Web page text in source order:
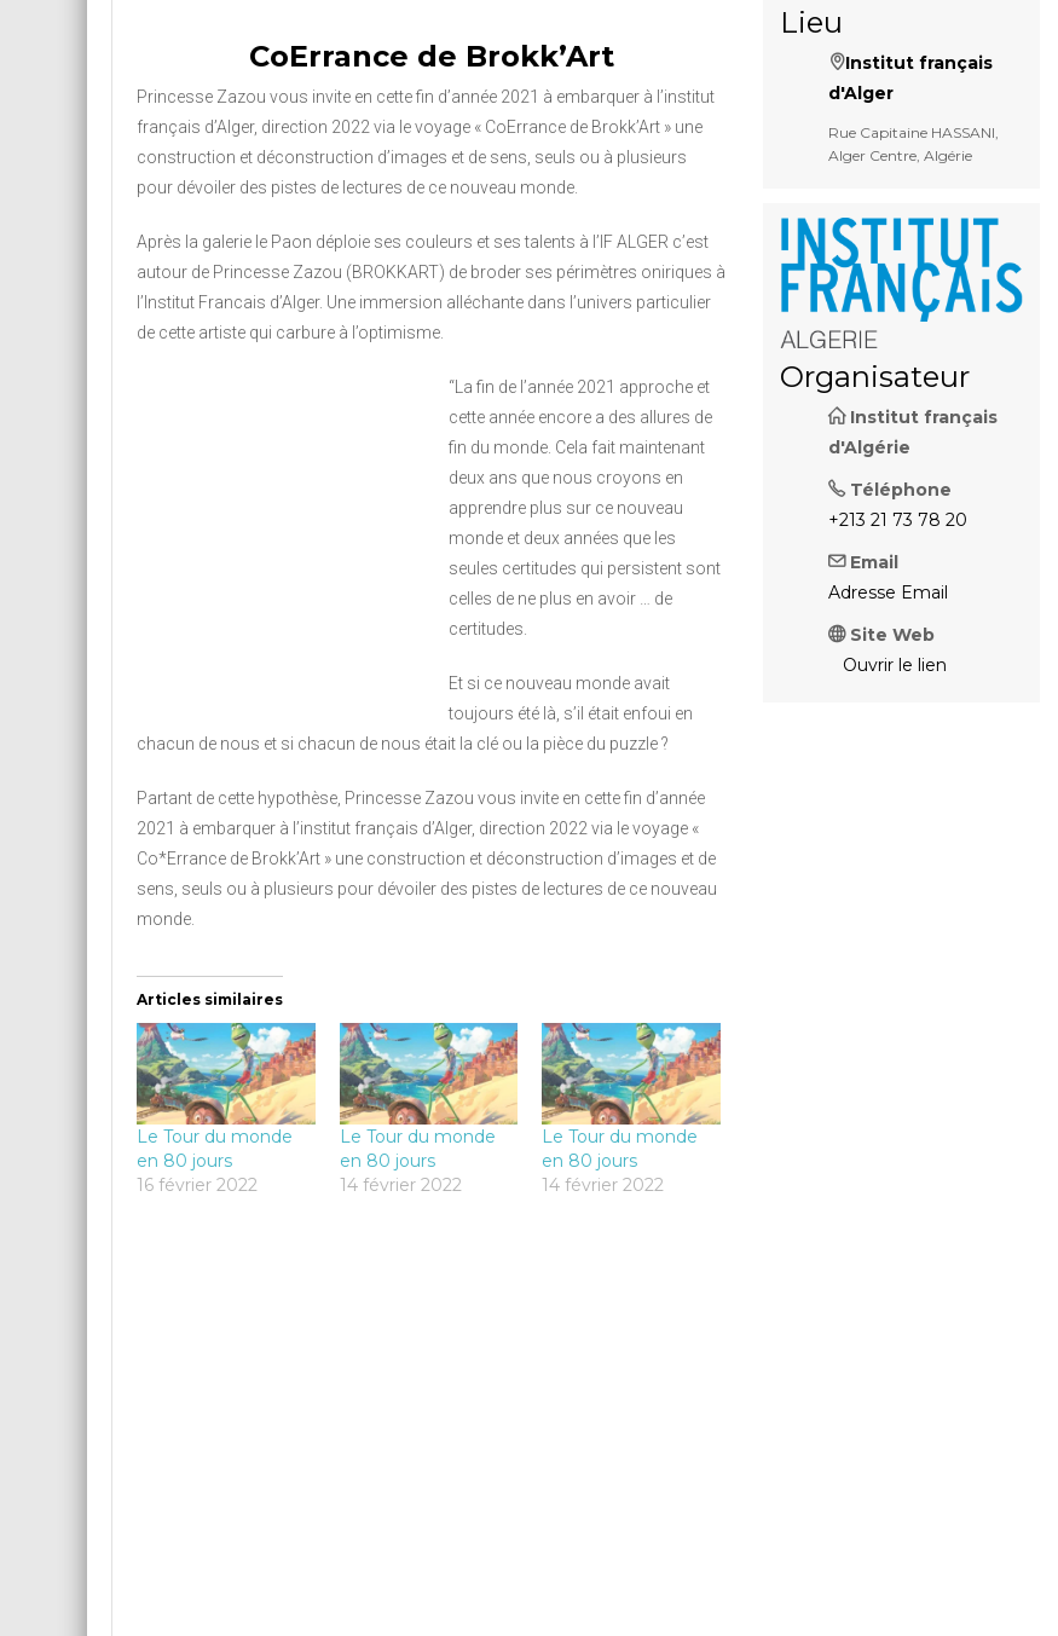
CoErrance de Brokk’Art
Princesse Zazou vous invite en cette fin d’année 2021 à embarquer à l’institut
français d’Alger, direction 2022 via le voyage « CoErrance de Brokk’Art » une
construction et déconstruction d’images et de sens, seuls ou à plusieurs
pour dévoiler des pistes de lectures de ce nouveau monde.
Après la galerie le Paon déploie ses couleurs et ses talents à l’IF ALGER c’est
autour de Princesse Zazou (BROKKART) de broder ses périmètres oniriques à
l’Institut Francais d’Alger. Une immersion alléchante dans l’univers particulier
de cette artiste qui carbure à l’optimisme.
“La fin de l’année 2021 approche et
cette année encore a des allures de
fin du monde. Cela fait maintenant
deux ans que nous croyons en
apprendre plus sur ce nouveau
monde et deux années que les
seules certitudes qui persistent sont
celles de ne plus en avoir … de
certitudes.
Et si ce nouveau monde avait
toujours été là, s’il était enfoui en
chacun de nous et si chacun de nous était la clé ou la pièce du puzzle ?
Partant de cette hypothèse, Princesse Zazou vous invite en cette fin d’année
2021 à embarquer à l’institut français d’Alger, direction 2022 via le voyage «
Co*Errance de Brokk’Art » une construction et déconstruction d’images et de
sens, seuls ou à plusieurs pour dévoiler des pistes de lectures de ce nouveau
monde.
Articles similaires
Le Tour du monde
en 80 jours
16 février 2022
Le Tour du monde
en 80 jours
14 février 2022
Le Tour du monde
en 80 jours
14 février 2022
Lieu
Institut français
d'Alger
Rue Capitaine HASSANI,
Alger Centre, Algérie
Organisateur
Institut français
d'Algérie
Téléphone
+213 21 73 78 20
Email
Adresse Email
Site Web
Ouvrir le lien